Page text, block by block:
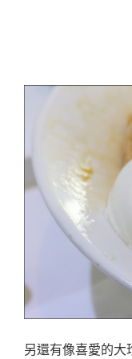
另還有像喜愛的大